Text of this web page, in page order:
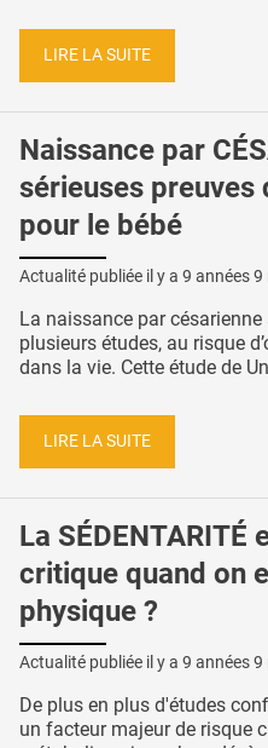
LIRE LA SUITE
Naissance par
sérieuses preuves
pour le bébé
Actualité publiée il y a 9 années 9
La naissance par
plusieurs études, au risque
dans la vie. Cette étude de
LIRE LA SUITE
La SÉDENTARITÉ
critique quand on
physique ?
Actualité publiée il y a 9 années 9
De plus en plus d'études
un facteur majeur de risque